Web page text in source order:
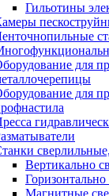
Гильотины
для
для
Вертикально
Магнитные